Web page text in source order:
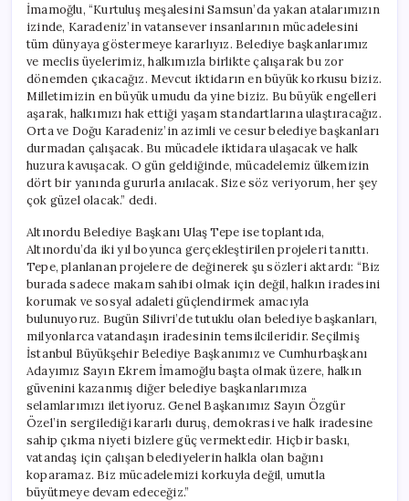
İmamoğlu, “Kurtuluş meşalesini Samsun’da yakan atalarımızın
izinde, Karadeniz’in vatansever insanlarının mücadelesini
tüm dünyaya göstermeye kararlıyız. Belediye başkanlarımız
ve meclis üyelerimiz, halkımızla birlikte çalışarak bu zor
dönemden çıkacağız. Mevcut iktidarın en büyük korkusu biziz.
Milletimizin en büyük umudu da yine biziz. Bu büyük engelleri
aşarak, halkımızı hak ettiği yaşam standartlarına ulaştıracağız.
Orta ve Doğu Karadeniz’in azimli ve cesur belediye başkanları
durmadan çalışacak. Bu mücadele iktidara ulaşacak ve halk
huzura kavuşacak. O gün geldiğinde, mücadelemiz ülkemizin
dört bir yanında gururla anılacak. Size söz veriyorum, her şey
çok güzel olacak.” dedi.
Altınordu Belediye Başkanı Ulaş Tepe ise toplantıda,
Altınordu’da iki yıl boyunca gerçekleştirilen projeleri tanıttı.
Tepe, planlanan projelere de değinerek şu sözleri aktardı: “Biz
burada sadece makam sahibi olmak için değil, halkın iradesini
korumak ve sosyal adaleti güçlendirmek amacıyla
bulunuyoruz. Bugün Silivri’de tutuklu olan belediye başkanları,
milyonlarca vatandaşın iradesinin temsilcileridir. Seçilmiş
İstanbul Büyükşehir Belediye Başkanımız ve Cumhurbaşkanı
Adayımız Sayın Ekrem İmamoğlu başta olmak üzere, halkın
güvenini kazanmış diğer belediye başkanlarımıza
selamlarımızı iletiyoruz. Genel Başkanımız Sayın Özgür
Özel’in sergilediği kararlı duruş, demokrasi ve halk iradesine
sahip çıkma niyeti bizlere güç vermektedir. Hiçbir baskı,
vatandaş için çalışan belediyelerin halkla olan bağını
koparamaz. Biz mücadelemizi korkuyla değil, umutla
büyütmeye devam edeceğiz.”